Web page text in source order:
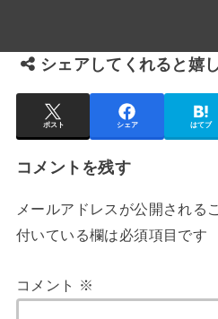
シェアしてくれると嬉
ポスト シェア はてブ
コメントを残す
メールアドレスが公開される
付いている欄は必須項目です
コメント ※